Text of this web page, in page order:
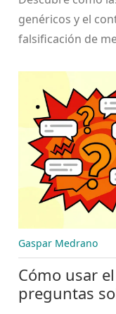
genéricos y el
falsificación de
seguridad.
Gaspar Medrano
Cómo usar
preguntas